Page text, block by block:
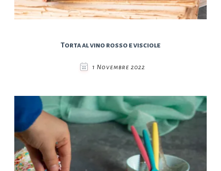
Torta al vino rosso e visciole
1 Novembre 2022